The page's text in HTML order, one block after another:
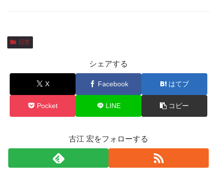
日常
シェアする
X Facebook はてブ
Pocket LINE コピー
古江 宏をフォローする